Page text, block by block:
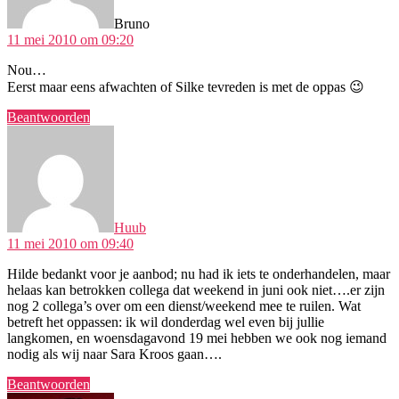
Bruno
11 mei 2010 om 09:20
Nou…
Eerst maar eens afwachten of Silke tevreden is met de oppas 😉
Beantwoorden
Huub
11 mei 2010 om 09:40
Hilde bedankt voor je aanbod; nu had ik iets te onderhandelen, maar
helaas kan betrokken collega dat weekend in juni ook niet….er zijn
nog 2 collega’s over om een dienst/weekend mee te ruilen. Wat
betreft het oppassen: ik wil donderdag wel even bij jullie
langkomen, en woensdagavond 19 mei hebben we ook nog iemand
nodig als wij naar Sara Kroos gaan….
Beantwoorden